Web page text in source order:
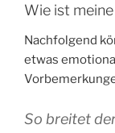
Wie ist
Nachfolgend
etwas
So breitet